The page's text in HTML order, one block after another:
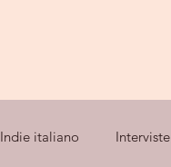
Indie italiano Interviste